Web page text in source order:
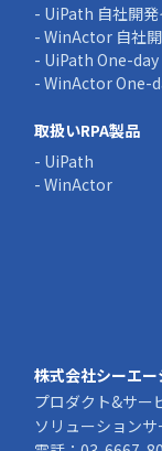
- UiPath 自社開
- WinActor 自社
- UiPath One-
- WinActor One-
取扱いRPA製品
- UiPath
- WinActor
株式会社シーエー
プロダクト&サー
ソリューション